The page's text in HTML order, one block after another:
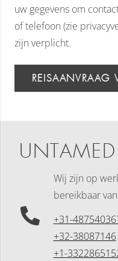
uw gegevens om
of telefoon (zie
zijn verplicht.
REISAANVRAAG
UNTAMED
Wij zijn op
bereikbaar
+31-
+32-38087146
+1-